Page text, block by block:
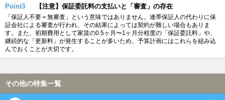
Point3 【注意】保証委託料の支払いと「審査」の存在
「保証人不要＝無審査」という意味ではありません。連帯保証人の代わりに保
証会社による審査が行われ、その結果によっては契約が難しい場合もありま
す。また、初期費用として家賃の0.5ヶ月〜1ヶ月分程度の「保証委託料」や、
継続的な「更新料」が発生することが多いため、予算計画にはこれらを組み込
んでおくことが大切です。
その他の特集一覧